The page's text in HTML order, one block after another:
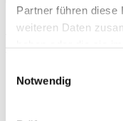
Partner führen diese
weiteren Daten
Cookies, wenn Sie
Notwendig
Geballte
Besenreiser
Herbst ist Venenzeit!
Sommers sorgenvoll
Ihrem Rock oder der